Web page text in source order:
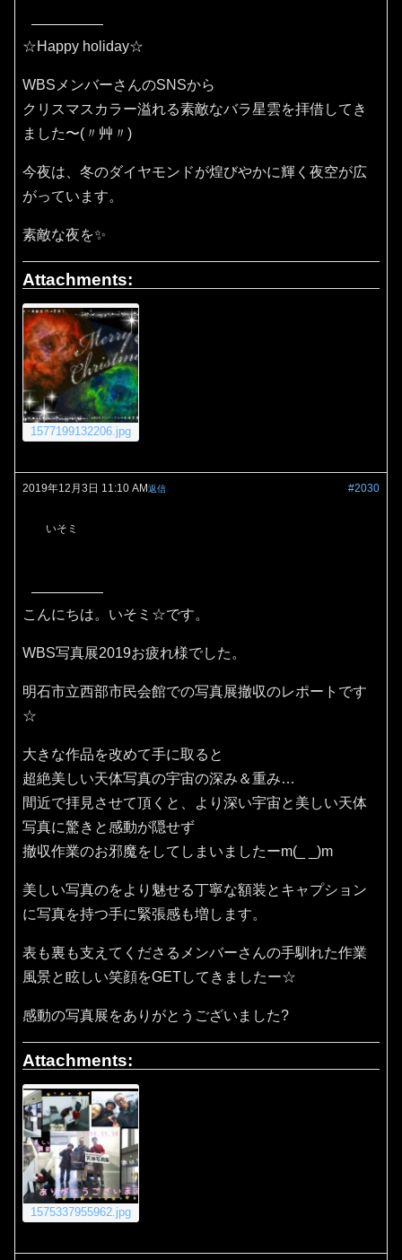
☆Happy holiday☆
WBSメンバーさんのSNSから
クリスマスカラー溢れる素敵なバラ星雲を拝借してき
ました〜(〃艸〃)
今夜は、冬のダイヤモンドが煌びやかに輝く夜空が広
がっています。
素敵な夜を✨
Attachments:
1577199132206.jpg
2019年12月3日 11:10 AM #2030
返信
いそミ
こんにちは。いそミ☆です。
WBS写真展2019お疲れ様でした。
明石市立西部市民会館での写真展撤収のレポートです
☆
大きな作品を改めて手に取ると
超絶美しい天体写真の宇宙の深み＆重み…
間近で拝見させて頂くと、より深い宇宙と美しい天体
写真に驚きと感動が隠せず
撤収作業のお邪魔をしてしまいましたーm(_ _)m
美しい写真のをより魅せる丁寧な額装とキャプション
に写真を持つ手に緊張感も増します。
表も裏も支えてくださるメンバーさんの手馴れた作業
風景と眩しい笑顔をGETしてきましたー☆
感動の写真展をありがとうございました?
Attachments:
1575337955962.jpg